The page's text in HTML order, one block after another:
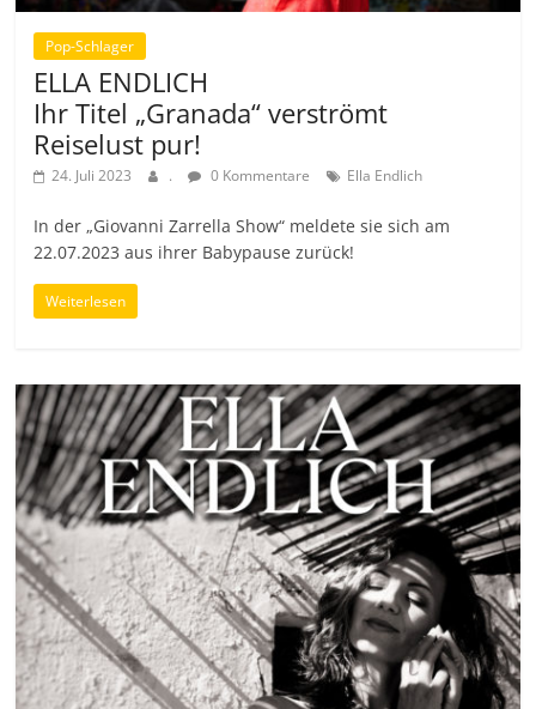
Pop-Schlager
ELLA ENDLICH
Ihr Titel „Granada“ verströmt
Reiselust pur!
24. Juli 2023 . 0 Kommentare Ella Endlich
In der „Giovanni Zarrella Show“ meldete sie sich am
22.07.2023 aus ihrer Babypause zurück!
Weiterlesen